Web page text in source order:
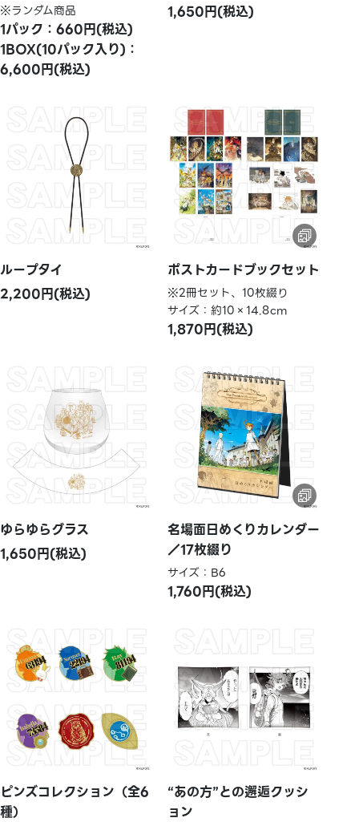
※ランダム商品
1パック：660円(税込)
1BOX(10パック入り)：
6,600円(税込)
1,650円(税込)
ループタイ
2,200円(税込)
ポストカードブックセット
※2冊セット、10枚綴り
サイズ：約10×14.8cm
1,870円(税込)
ゆらゆらグラス
1,650円(税込)
名場面日めくりカレンダー
／17枚綴り
サイズ：B6
1,760円(税込)
ピンズコレクション（全6
種）
“あの方”との邂逅クッシ
ョン